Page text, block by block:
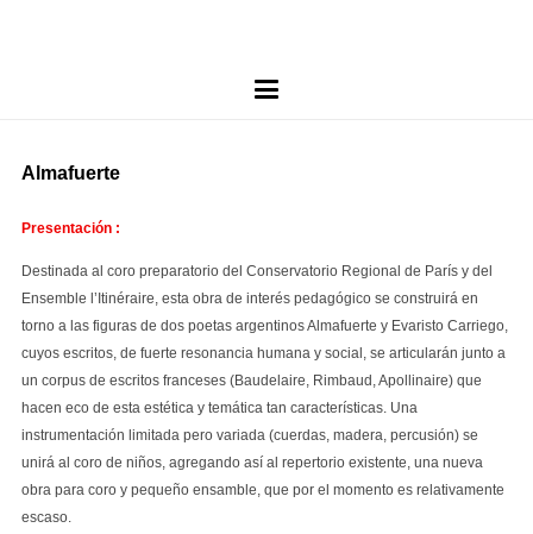
Almafuerte
Presentación :
Destinada al coro preparatorio del Conservatorio Regional de París y del
Ensemble l’Itinéraire, esta obra de interés pedagógico se construirá en
torno a las figuras de dos poetas argentinos Almafuerte y Evaristo Carriego,
cuyos escritos, de fuerte resonancia humana y social, se articularán junto a
un corpus de escritos franceses (Baudelaire, Rimbaud, Apollinaire) que
hacen eco de esta estética y temática tan características. Una
instrumentación limitada pero variada (cuerdas, madera, percusión) se
unirá al coro de niños, agregando así al repertorio existente, una nueva
obra para coro y pequeño ensamble, que por el momento es relativamente
escaso.